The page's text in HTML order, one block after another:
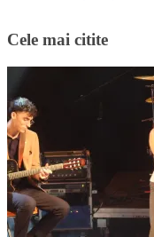
Cele mai citite